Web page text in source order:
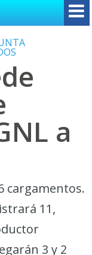
a
cargamentos.
11,
3 y 2